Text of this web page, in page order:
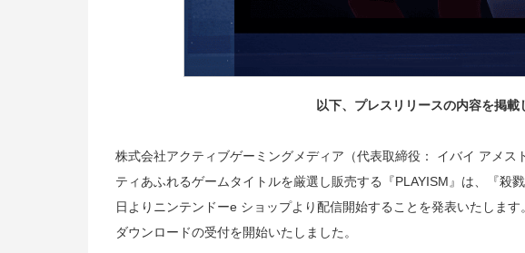
以下、プレスリリースの内容を掲載
株式会社アクティブゲーミングメディア（代表取締役： イバイ アメス
ティあふれるゲームタイトルを厳選し販売する『PLAYISM』は、『殺
日よりニンテンドーe ショップより配信開始することを発表いたしま
ダウンロードの受付を開始いたしました。